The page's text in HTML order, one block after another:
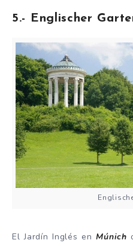
5.- Englischer
El Jardín Inglés enMúnich